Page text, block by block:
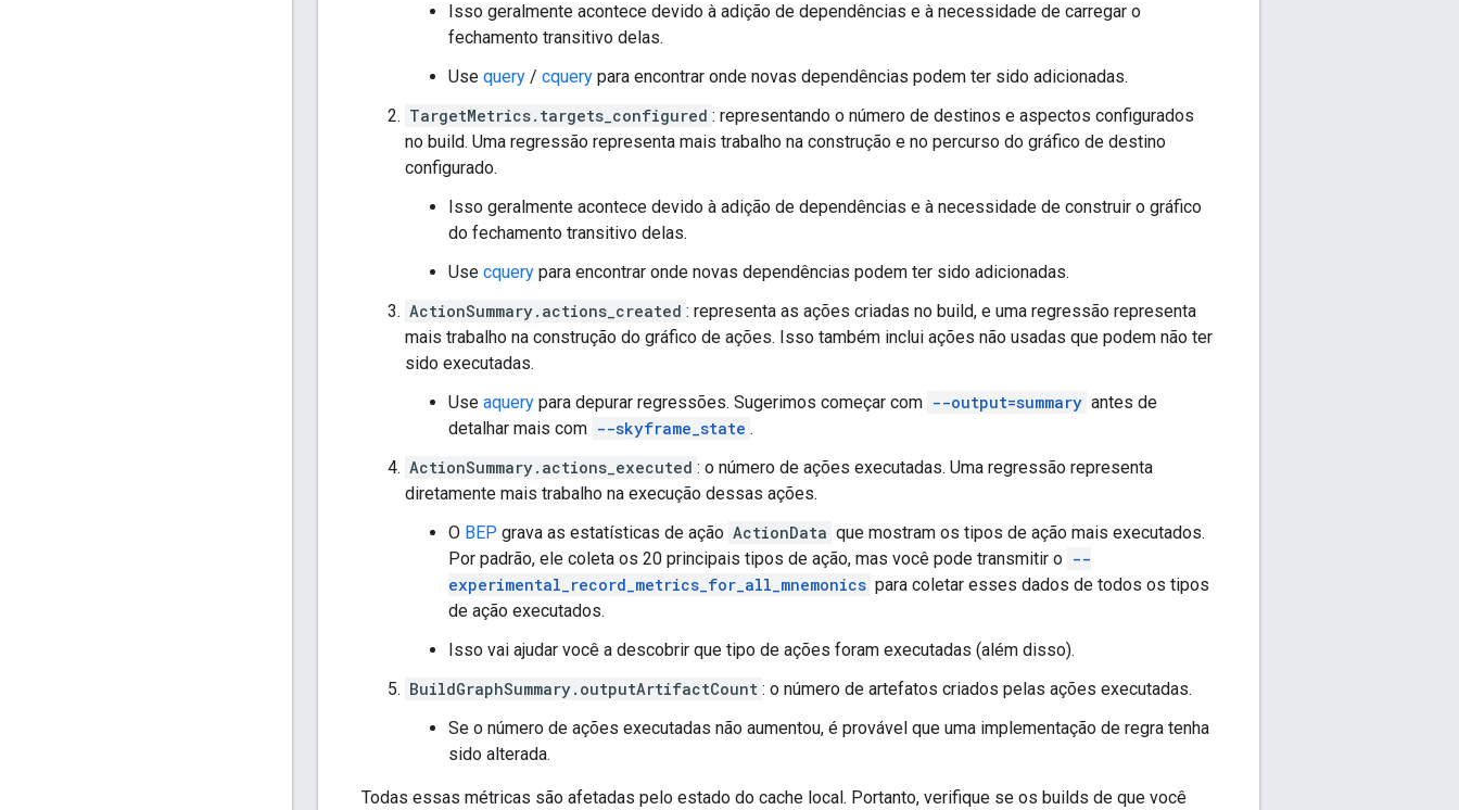
Isso geralmente acontece devido à adição de dependências e à necessidade de carregar o
fechamento transitivo delas.
Use query / cquery para encontrar onde novas dependências podem ter sido adicionadas.
TargetMetrics.targets_configured : representando o número de destinos e aspectos configurados
no build. Uma regressão representa mais trabalho na construção e no percurso do gráfico de destino
configurado.
Isso geralmente acontece devido à adição de dependências e à necessidade de construir o gráfico
do fechamento transitivo delas.
Use cquery para encontrar onde novas dependências podem ter sido adicionadas.
ActionSummary.actions_created : representa as ações criadas no build, e uma regressão representa
mais trabalho na construção do gráfico de ações. Isso também inclui ações não usadas que podem não ter
sido executadas.
Use aquery para depurar regressões. Sugerimos começar com --output=summary antes de
detalhar mais com --skyframe_state .
ActionSummary.actions_executed : o número de ações executadas. Uma regressão representa
diretamente mais trabalho na execução dessas ações.
O BEP grava as estatísticas de ação ActionData que mostram os tipos de ação mais executados.
Por padrão, ele coleta os 20 principais tipos de ação, mas você pode transmitir o --
experimental_record_metrics_for_all_mnemonics para coletar esses dados de todos os tipos
de ação executados.
Isso vai ajudar você a descobrir que tipo de ações foram executadas (além disso).
BuildGraphSummary.outputArtifactCount : o número de artefatos criados pelas ações executadas.
Se o número de ações executadas não aumentou, é provável que uma implementação de regra tenha
sido alterada.
Todas essas métricas são afetadas pelo estado do cache local. Portanto, verifique se os builds de que você